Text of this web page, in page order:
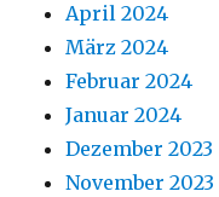
April 2024
März 2024
Februar 2024
Januar 2024
Dezember 2023
November 2023